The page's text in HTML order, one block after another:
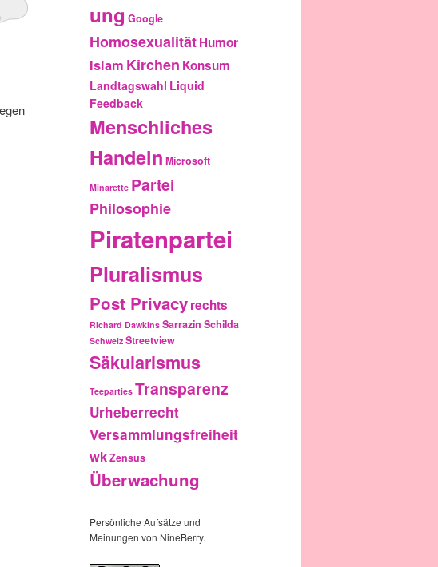
ung Google
HomosexualitätHumor
Islam Kirchen Konsum
Landtagswahl Liquid
Feedback
Menschliches
Handeln Microsoft
Minarette Partei
Philosophie
Piratenpartei
Pluralismus
Post Privacyrechts
Richard Dawkins Sarrazin Schilda
Schweiz Streetview
Säkularismus
Teeparties Transparenz
Urheberrecht
Versammlungsfreiheit
wkZensus
Überwachung
Persönliche Aufsätze und
Meinungen von NineBerry.